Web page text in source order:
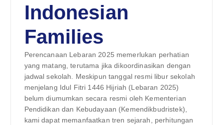
Indonesian
Families
Perencanaan Lebaran 2025 memerlukan perhatian
yang matang, terutama jika dikoordinasikan dengan
jadwal sekolah. Meskipun tanggal resmi libur sekolah
menjelang Idul Fitri 1446 Hijriah (Lebaran 2025)
belum diumumkan secara resmi oleh Kementerian
Pendidikan dan Kebudayaan (Kemendikbudristek),
kami dapat memanfaatkan tren sejarah, perhitungan